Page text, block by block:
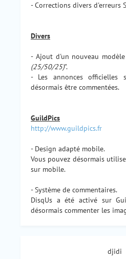
- Corrections divers d'erreurs
Divers
- Ajout d'un nouveau
(25/50/25)".
- Les annonces officielles
désormais être commentées.
GuildPics
http://www.guildpics.fr
- Design adapté mobile.
Vous pouvez désormais
sur mobile.
- Système de commentaires.
DisqUs a été activé sur
désormais commenter les
djidi